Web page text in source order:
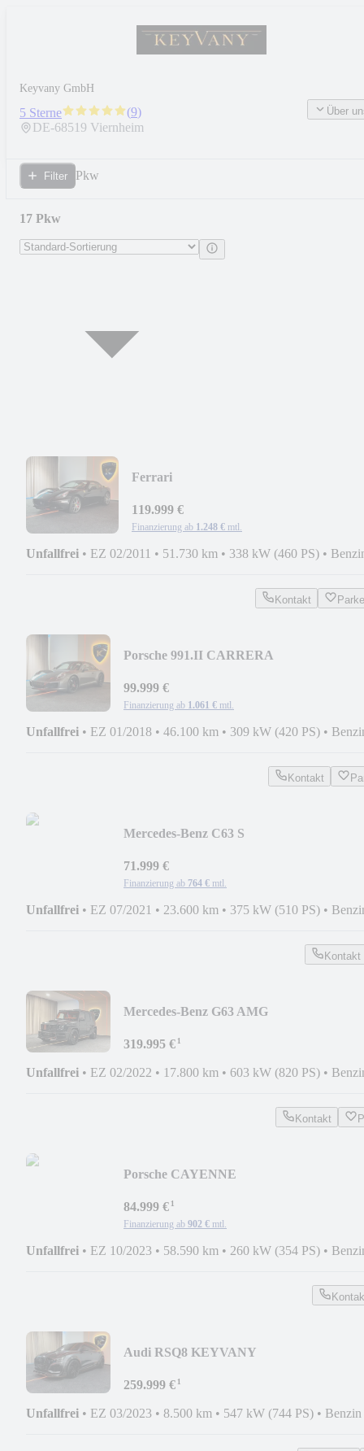
Keyvany GmbH
5 Sterne (9)
DE-68519 Viernheim
Über
Filter Pkw
17 Pkw
Ferrari
119.999 €
Finanzierung ab 1.248 € mtl.
Unfallfrei • EZ 02/2011 • 51.730 km • 338 kW (460 PS) •
Kontakt
Porsche 991.II CARRERA
99.999 €
Finanzierung ab 1.061 € mtl.
Unfallfrei • EZ 01/2018 • 46.100 km • 309 kW (420 PS) •
Kontakt
Mercedes-Benz C63 S
71.999 €
Finanzierung ab 764 € mtl.
Unfallfrei • EZ 07/2021 • 23.600 km • 375 kW (510 PS) •
Kontakt
Mercedes-Benz G63 AMG
319.995 €¹
Unfallfrei • EZ 02/2022 • 17.800 km • 603 kW (820 PS) •
Kontakt
Porsche CAYENNE
84.999 €¹
Finanzierung ab 902 € mtl.
Unfallfrei • EZ 10/2023 • 58.590 km • 260 kW (354 PS) •
Audi RSQ8 KEYVANY
259.999 €¹
Unfallfrei • EZ 03/2023 • 8.500 km • 547 kW (744 PS) • Benzin